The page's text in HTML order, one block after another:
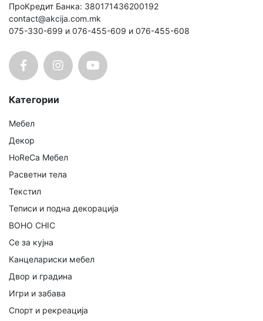
ПроКредит Банка: 380171436200192
contact@akcija.com.mk
075-330-699 и 076-455-609 и 076-455-608
Категории
Мебел
Декор
HoReCa Мебел
Расветни тела
Текстил
Теписи и подна декорација
BOHO CHIC
Се за кујна
Канцелариски мебел
Двор и градина
Игри и забава
Спорт и рекреација